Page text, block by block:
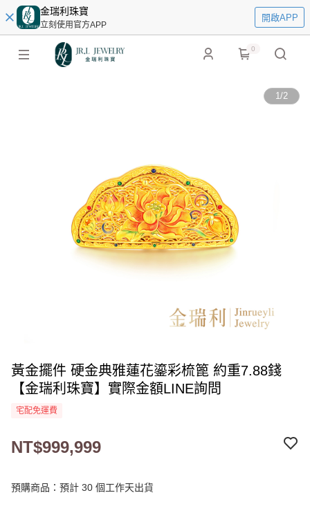
金瑞利珠寶
立刻使用官方APP
開啟APP
0
1/2
黃金擺件 硬金典雅蓮花鎏彩梳篦 約重7.88錢
【金瑞利珠寶】實際金額LINE詢問
宅配免運費
NT$999,999
預購商品：預計 30 個工作天出貨